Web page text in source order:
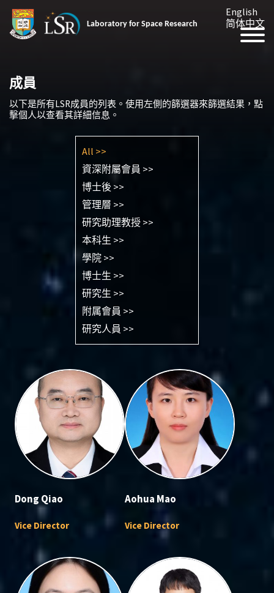
Laboratory for Space Research
English
简体中文
成員
以下是所有LSR成員的列表。使用左側的篩選器來篩選結果，點
擊個人以查看其詳細信息。
All >>
資深附屬會員 >>
博士後 >>
管理層 >>
研究助理教授 >>
本科生 >>
學院 >>
博士生 >>
研究生 >>
附属會員 >>
研究人員 >>
Dong Qiao
Vice Director
Aohua Mao
Vice Director